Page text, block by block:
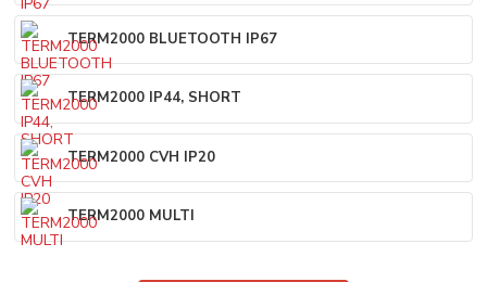
TERM2000 BLUETOOTH IP67
TERM2000 IP44, SHORT
TERM2000 CVH IP20
TERM2000 MULTI